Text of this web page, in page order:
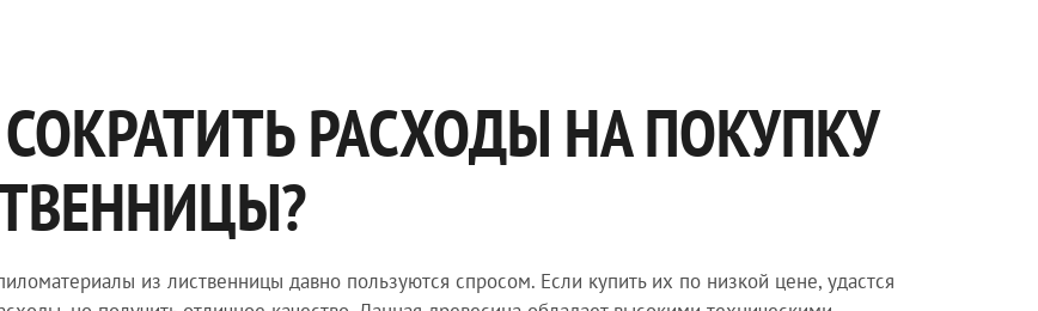
РАСХОДЫ НА ПОКУПКУ
из лиственницы давно пользуются спросом. Если купить их по низкой цене, удастся